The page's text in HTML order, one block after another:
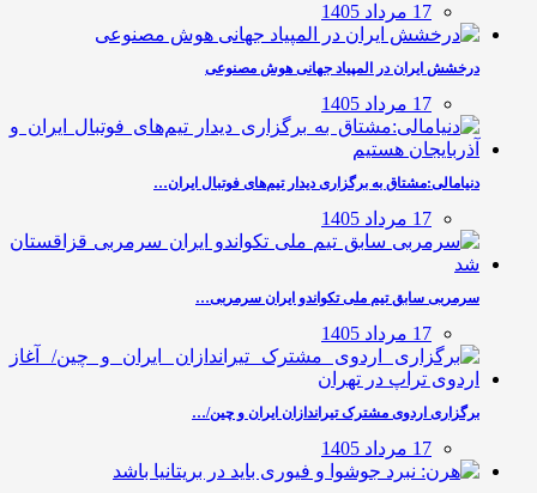
17 مرداد 1405
درخشش ایران در المپیاد جهانی هوش مصنوعی
17 مرداد 1405
دنیامالی:مشتاق به برگزاری دیدار تیم‌های فوتبال ایران…
17 مرداد 1405
سرمربی سابق تیم ملی تکواندو ایران سرمربی…
17 مرداد 1405
برگزاری اردوی مشترک تیراندازان ایران و چین/…
17 مرداد 1405